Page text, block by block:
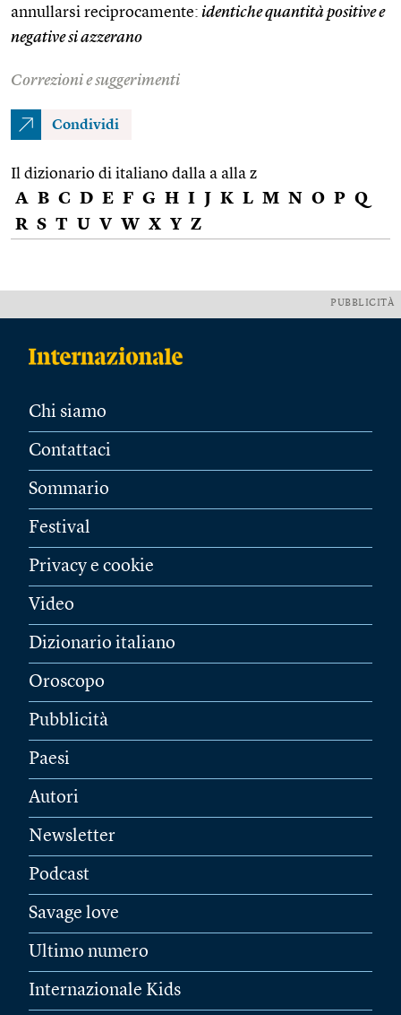
annullarsi reciprocamente: identiche quantità positive e
negative si azzerano
Correzioni e suggerimenti
Condividi
Il dizionario di italiano dalla a alla z
A B C D E F G H I J K L M N O P Q
R S T U V W X Y Z
PUBBLICITÀ
Chi siamo
Contattaci
Sommario
Festival
Privacy e cookie
Video
Dizionario italiano
Oroscopo
Pubblicità
Paesi
Autori
Newsletter
Podcast
Savage love
Ultimo numero
Internazionale Kids